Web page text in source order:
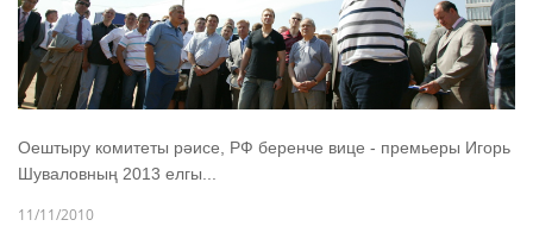
Оештыру комитеты рәисе, РФ беренче вице - премьеры Игорь
Шуваловның 2013 елгы...
11/11/2010